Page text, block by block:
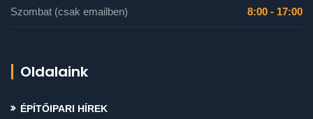
Szombat (csak emailben) 8:00 - 17:00
Oldalaink
ÉPÍTŐIPARI HÍREK